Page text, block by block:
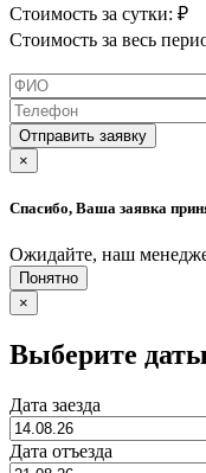
Стоимость за сутки: ₽
Стоимость за весь
×
Спасибо, Ваша заявка
Ожидайте, наш
×
Выберите
Дата заезда
Дата отъезда